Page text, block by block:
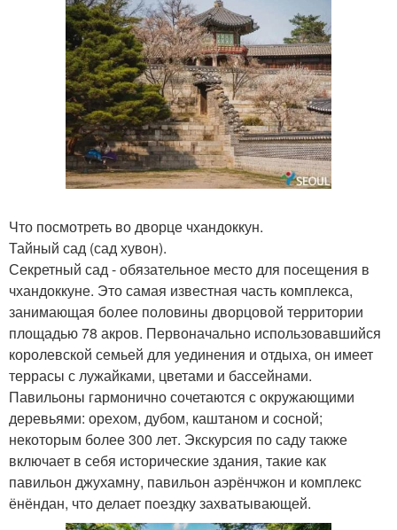
Что посмотреть во дворце чхандоккун.
Тайный сад (сад хувон).
Секретный сад - обязательное место для посещения в
чхандоккуне. Это самая известная часть комплекса,
занимающая более половины дворцовой территории
площадью 78 акров. Первоначально использовавшийся
королевской семьей для уединения и отдыха, он имеет
террасы с лужайками, цветами и бассейнами.
Павильоны гармонично сочетаются с окружающими
деревьями: орехом, дубом, каштаном и сосной;
некоторым более 300 лет. Экскурсия по саду также
включает в себя исторические здания, такие как
павильон джухамну, павильон аэрёнчжон и комплекс
ёнёндан, что делает поездку захватывающей.